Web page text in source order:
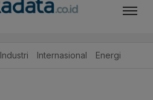
Industri Internasional Energi